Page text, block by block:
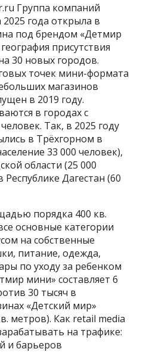
Группа компаний
года открыла в
под брендом «Детмир
присутствия
30 новых городов.
точек мини-формата
магазинов
в 2019 году.
в городах с
Так, в 2025 году
в Трёхгорном в
33 000 человек),
области (25 000
Дагестан (60
порядка 400 кв.
основные категории
на собственные
питание, одежда,
по уходу за ребенком
мини» составляет 6
30 тысяч в
«Детский мир»
метров). Как retail media
на трафике:
и барьеров